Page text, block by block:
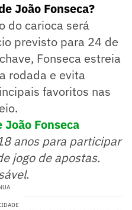
João Fonseca?
do carioca será
previsto para 24 de
Fonseca estreia
rodada e evita
favoritos nas
Fonseca
anos para participar
jogo de apostas.
.